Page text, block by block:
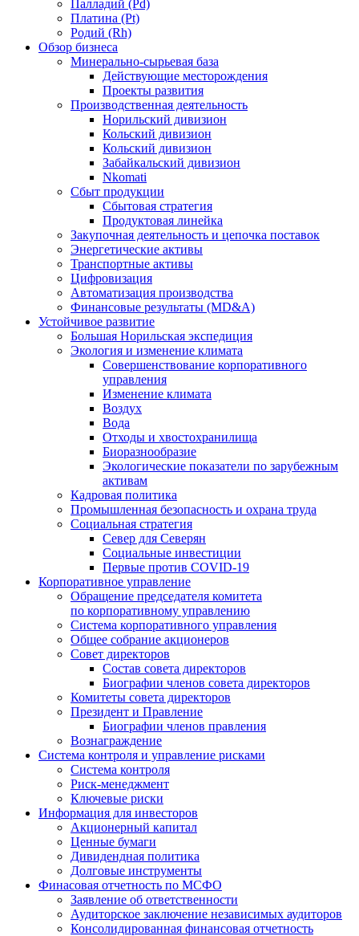
Палладий (Pd)
Платина (Pt)
Родий (Rh)
Обзор бизнеса
Минерально-сырьевая база
Действующие месторождения
Проекты развития
Производственная деятельность
Норильский дивизион
Кольский дивизион
Кольский дивизион
Забайкальский дивизион
Nkomati
Сбыт продукции
Сбытовая стратегия
Продуктовая линейка
Закупочная деятельность и цепочка поставок
Энергетические активы
Транспортные активы
Цифровизация
Автоматизация производства
Финансовые результаты (MD&A)
Устойчивое развитие
Большая Норильская экспедиция
Экология и изменение климата
Совершенствование корпоративного
управления
Изменение климата
Воздух
Вода
Отходы и хвостохранилища
Биоразнообразие
Экологические показатели по зарубежным
активам
Кадровая политика
Промышленная безопасность и охрана труда
Социальная стратегия
Север для Северян
Социальные инвестиции
Первые против COVID‑19
Корпоративное управление
Обращение председателя комитета
по корпоративному управлению
Система корпоративного управления
Общее собрание акционеров
Совет директоров
Состав совета директоров
Биографии членов совета директоров
Комитеты совета директоров
Президент и Правление
Биографии членов правления
Вознаграждение
Система контроля и управление рисками
Система контроля
Риск-менеджмент
Ключевые риски
Информация для инвесторов
Акционерный капитал
Ценные бумаги
Дивидендная политика
Долговые инструменты
Финасовая отчетность по МСФО
Заявление об ответственности
Аудиторское заключение независимых аудиторов
Консолидированная финансовая отчетность